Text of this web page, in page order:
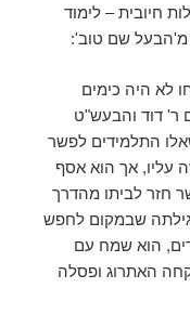
חיובית – לימוד
מ'הבעל שם טוב':
לא היה כימים
ר' דוד והבעש"ט
התלמידים לפשר
עליו, אך הוא אסף
חזר לביתו מהדרך
שבמקום לחפש
הוא שמח עם
האתרוג ופסלה